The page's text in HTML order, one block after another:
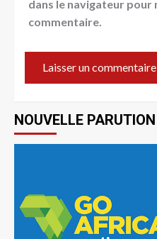
dans le navigateur pour
commentaire.
NOUVELLE PARUTION